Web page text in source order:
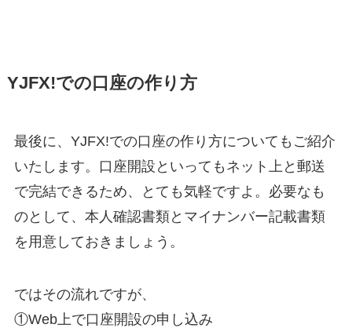
YJFX!での口座の作り方
最後に、YJFX!での口座の作り方についてもご紹介
いたします。口座開設といってもネット上と郵送
で完結できるため、とても気軽ですよ。必要なも
のとして、本人確認書類とマイナンバー記載書類
を用意しておきましょう。
ではその流れですが、
①Web上で口座開設の申し込み